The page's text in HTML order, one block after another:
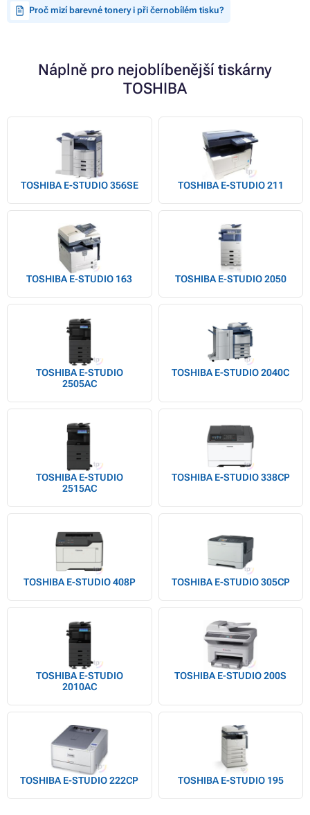
Proč mizí barevné tonery i při černobílém tisku?
Náplně pro nejoblíbenější tiskárny
TOSHIBA
TOSHIBA E-STUDIO 356SE TOSHIBA E-STUDIO 211
TOSHIBA E-STUDIO 163 TOSHIBA E-STUDIO 2050
TOSHIBA E-STUDIO
2505AC
TOSHIBA E-STUDIO 2040C
TOSHIBA E-STUDIO
2515AC
TOSHIBA E-STUDIO 338CP
TOSHIBA E-STUDIO 408P TOSHIBA E-STUDIO 305CP
TOSHIBA E-STUDIO
2010AC
TOSHIBA E-STUDIO 200S
TOSHIBA E-STUDIO 222CP TOSHIBA E-STUDIO 195